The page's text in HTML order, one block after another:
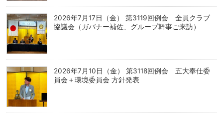
2026年7月17日（金） 第3119回例会 全員クラブ
協議会（ガバナー補佐、グループ幹事ご来訪）
2026年7月10日（金） 第3118回例会 五大奉仕委
員会＋環境委員会 方針発表